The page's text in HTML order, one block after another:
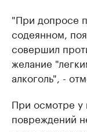
"При допросе
содеянном,
совершил
желание
алкоголь", -
При осмотре у
повреждений